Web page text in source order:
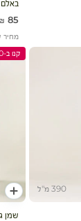
מחיר
85 ₪
מחיר ל-
390 מ"ל
קנו ב-₪300 שלמו ₪200
שמן